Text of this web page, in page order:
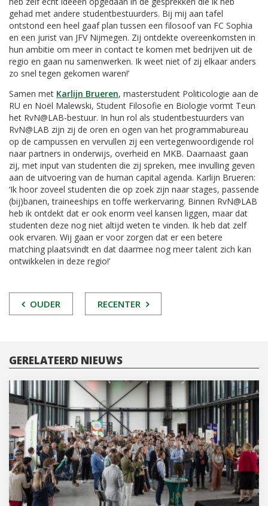
gehad met andere studentbestuurders. Bij mij aan tafel
ontstond een heel gaaf plan tussen een filosoof van FC Sophia
en een jurist van JFV Nijmegen. Zij ontdekte overeenkomsten in
hun ambitie om meer in contact te komen met bedrijven uit de
regio en gaan nu samenwerken. Ik weet niet of zij elkaar anders
zo snel tegen gekomen waren!’
Samen met Karlijn Brueren, masterstudent Politicologie aan de
RU en Noël Malewski, Student Filosofie en Biologie vormt Teun
het RvN@LAB-bestuur. In hun rol als studentbestuurders van
RvN@LAB zijn zij de oren en ogen van het programmabureau
op de campussen en vervullen zij een vertegenwoordigende rol
naar partners in onderwijs, overheid en MKB. Daarnaast gaan
zij, met input van studenten die zij spreken, mee invulling geven
aan de uitvoering van de human capital agenda. Karlijn Brueren:
‘Ik hoor zoveel studenten die op zoek zijn naar stages, passende
(bij)banen, traineeships en toffe werkervaring. Binnen RvN@LAB
heb ik ontdekt dat er ook enorm veel kansen liggen, maar dat
studenten deze nog niet altijd weten te vinden. Ik heb dat zelf
ook ervaren. Wij gaan er voor zorgen dat er een betere
matching plaatsvindt en dat daarmee nog meer talent zich kan
ontwikkelen in deze regio!’
POST
OUDER RECENTER
GERELATEERD NIEUWS